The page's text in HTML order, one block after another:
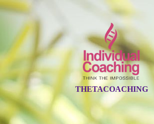
THETACOACHING